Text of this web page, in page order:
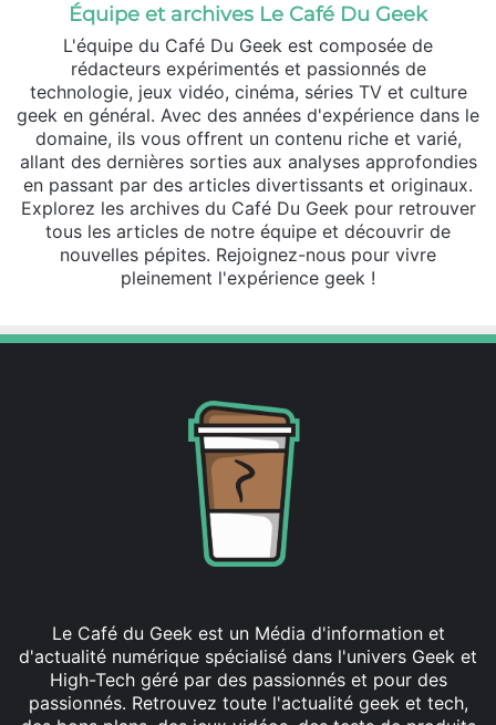
Équipe et archives Le Café Du Geek
L'équipe du Café Du Geek est composée de
rédacteurs expérimentés et passionnés de
technologie, jeux vidéo, cinéma, séries TV et culture
geek en général. Avec des années d'expérience dans le
domaine, ils vous offrent un contenu riche et varié,
allant des dernières sorties aux analyses approfondies
en passant par des articles divertissants et originaux.
Explorez les archives du Café Du Geek pour retrouver
tous les articles de notre équipe et découvrir de
nouvelles pépites. Rejoignez-nous pour vivre
pleinement l'expérience geek !
Le Café du Geek est un Média d'information et
d'actualité numérique spécialisé dans l'univers Geek et
High-Tech géré par des passionnés et pour des
passionnés. Retrouvez toute l'actualité geek et tech,